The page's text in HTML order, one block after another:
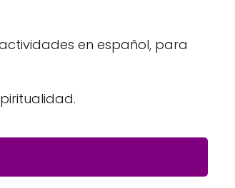
en español, para